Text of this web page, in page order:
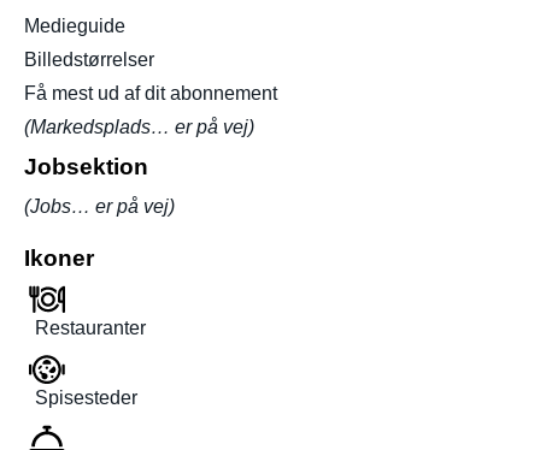
Medieguide
Billedstørrelser
Få mest ud af dit abonnement
(Markedsplads… er på vej)
Jobsektion
(Jobs… er på vej)
Ikoner
Restauranter
Spisesteder